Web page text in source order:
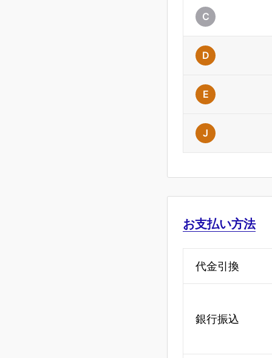
C
D
E
J
お支払い方法
代金引換
銀行振込